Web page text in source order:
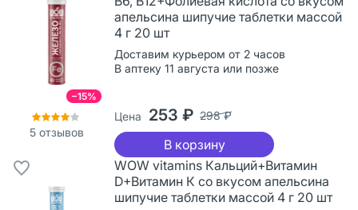
−15%
5 отзывов
апельсина шипучие таблетки массой
4 г 20 шт
Доставим курьером от 2 часов
В аптеку 11 августа или позже
Цена 253 ₽ 298 ₽
В корзину
WOW vitamins Кальций+Витамин
D+Витамин К со вкусом апельсина
шипучие таблетки массой 4 г 20 шт